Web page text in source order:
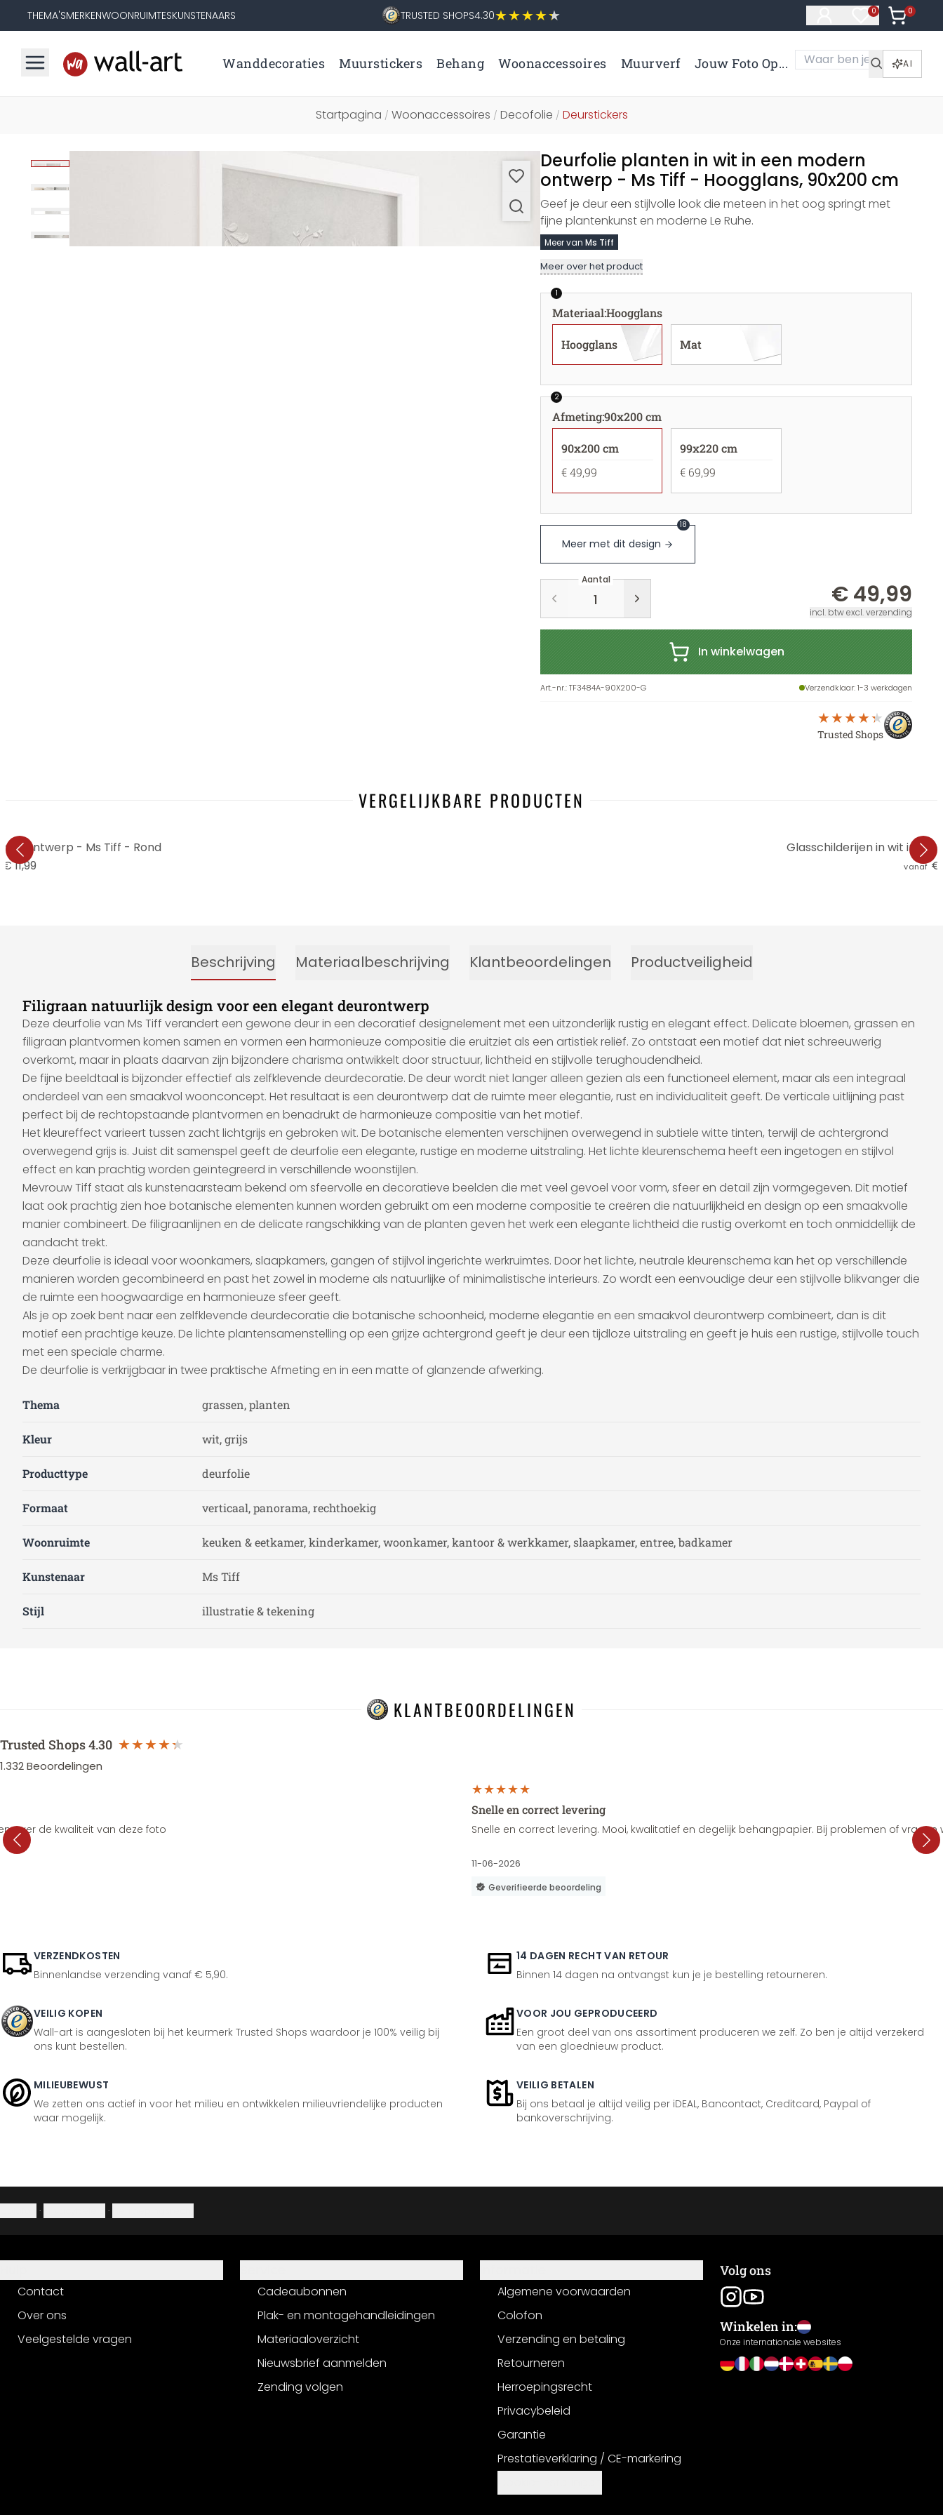
THEMA'SMERKENWOONRUIMTESKUNSTENAARS TRUSTED SHOPS4.30 0
Artikelen in
0
Artikelen
Wanddecoraties Muurstickers Behang Woonaccessoires Muurverf Jouw Foto Op... AI
Startpagina / Woonaccessoires / Decofolie / Deurstickers
Deurfolie planten in wit in een modern
ontwerp - Ms Tiff - Hoogglans, 90x200 cm
Geef je deur een stijlvolle look die meteen in het oog springt met
fijne plantenkunst en moderne Le Ruhe.
Meer van Ms Tiff
Meer over het product
1
Materiaal:Hoogglans
Hoogglans Mat
2
Afmeting:90x200 cm
90x200 cm
€ 49,99
99x220 cm
€ 69,99
Meer met dit design
18
Aantal
€ 49,99
incl. btw excl. verzending
In winkelwagen
Art.-nr.:TF3484A-90X200-G Verzendklaar: 1-3 werkdagen
Trusted Shops
VERGELIJKBARE PRODUCTEN
ontwerp - Ms Tiff - Rond
€ 11,99
Glasschilderijen in wit in
vanaf €
Beschrijving Materiaalbeschrijving Klantbeoordelingen Productveiligheid
Filigraan natuurlijk design voor een elegant deurontwerp
Deze deurfolie van Ms Tiff verandert een gewone deur in een decoratief designelement met een uitzonderlijk rustig en elegant effect. Delicate bloemen, grassen en
filigraan plantvormen komen samen en vormen een harmonieuze compositie die eruitziet als een artistiek reliëf. Zo ontstaat een motief dat niet schreeuwerig
overkomt, maar in plaats daarvan zijn bijzondere charisma ontwikkelt door structuur, lichtheid en stijlvolle terughoudendheid.
De fijne beeldtaal is bijzonder effectief als zelfklevende deurdecoratie. De deur wordt niet langer alleen gezien als een functioneel element, maar als een integraal
onderdeel van een smaakvol woonconcept. Het resultaat is een deurontwerp dat de ruimte meer elegantie, rust en individualiteit geeft. De verticale uitlijning past
perfect bij de rechtopstaande plantvormen en benadrukt de harmonieuze compositie van het motief.
Het kleureffect varieert tussen zacht lichtgrijs en gebroken wit. De botanische elementen verschijnen overwegend in subtiele witte tinten, terwijl de achtergrond
overwegend grijs is. Juist dit samenspel geeft de deurfolie een elegante, rustige en moderne uitstraling. Het lichte kleurenschema heeft een ingetogen en stijlvol
effect en kan prachtig worden geïntegreerd in verschillende woonstijlen.
Mevrouw Tiff staat als kunstenaarsteam bekend om sfeervolle en decoratieve beelden die met veel gevoel voor vorm, sfeer en detail zijn vormgegeven. Dit motief
laat ook prachtig zien hoe botanische elementen kunnen worden gebruikt om een moderne compositie te creëren die natuurlijkheid en design op een smaakvolle
manier combineert. De filigraanlijnen en de delicate rangschikking van de planten geven het werk een elegante lichtheid die rustig overkomt en toch onmiddellijk de
aandacht trekt.
Deze deurfolie is ideaal voor woonkamers, slaapkamers, gangen of stijlvol ingerichte werkruimtes. Door het lichte, neutrale kleurenschema kan het op verschillende
manieren worden gecombineerd en past het zowel in moderne als natuurlijke of minimalistische interieurs. Zo wordt een eenvoudige deur een stijlvolle blikvanger die
de ruimte een hoogwaardige en harmonieuze sfeer geeft.
Als je op zoek bent naar een zelfklevende deurdecoratie die botanische schoonheid, moderne elegantie en een smaakvol deurontwerp combineert, dan is dit
motief een prachtige keuze. De lichte plantensamenstelling op een grijze achtergrond geeft je deur een tijdloze uitstraling en geeft je huis een rustige, stijlvolle touch
met een speciale charme.
De deurfolie is verkrijgbaar in twee praktische Afmeting en in een matte of glanzende afwerking.
Thema grassen, planten
Kleur wit, grijs
Producttype deurfolie
Formaat verticaal, panorama, rechthoekig
Woonruimte keuken & eetkamer, kinderkamer, woonkamer, kantoor & werkkamer, slaapkamer, entree, badkamer
Kunstenaar Ms Tiff
Stijl illustratie & tekening
KLANTBEOORDELINGEN
Trusted Shops4.30
1.332Beoordelingen
over de kwaliteit van deze foto
Snelle en correct levering
Snelle en correct levering. Mooi, kwalitatief en degelijk behangpapier. Bij problemen of
11-06-2026
Geverifieerde beoordeling
VERZENDKOSTEN
Binnenlandse verzending vanaf € 5,90.
14 DAGEN RECHT VAN RETOUR
Binnen 14 dagen na ontvangst kun je je bestelling retourneren.
VEILIG KOPEN
Wall-art is aangesloten bij het keurmerk Trusted Shops waardoor je 100% veilig bij
ons kunt bestellen.
VOOR JOU GEPRODUCEERD
Een groot deel van ons assortiment produceren we zelf. Zo ben je altijd verzekerd
van een gloednieuw product.
MILIEUBEWUST
We zetten ons actief in voor het milieu en ontwikkelen milieuvriendelijke producten
waar mogelijk.
VEILIG BETALEN
Bij ons betaal je altijd veilig per iDEAL, Bancontact, Creditcard, Paypal of
bankoverschrijving.
· ·
Contact
Over ons
Veelgestelde vragen
Cadeaubonnen
Plak- en montagehandleidingen
Materiaaloverzicht
Nieuwsbrief aanmelden
Zending volgen
Algemene voorwaarden
Colofon
Verzending en betaling
Retourneren
Herroepingsrecht
Privacybeleid
Garantie
Prestatieverklaring / CE-markering
Volg ons
Winkelen in:
Onze internationale websites